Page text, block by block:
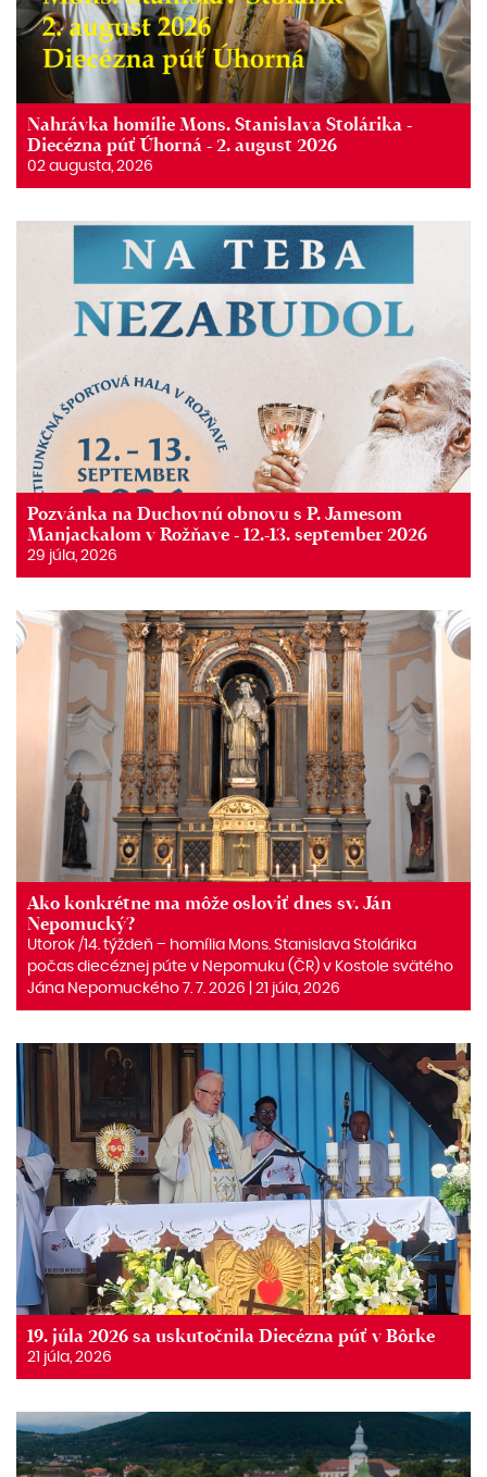
Nahrávka homílie Mons. Stanislava Stolárika -
Diecézna púť Úhorná - 2. august 2026
02 augusta, 2026
Pozvánka na Duchovnú obnovu s P. Jamesom
Manjackalom v Rožňave - 12.-13. september 2026
29 júla, 2026
Ako konkrétne ma môže osloviť dnes sv. Ján
Nepomucký?
Utorok /14. týždeň – homília Mons. Stanislava Stolárika
počas diecéznej púte v Nepomuku (ČR) v Kostole svätého
Jána Nepomuckého 7. 7. 2026 | 21 júla, 2026
19. júla 2026 sa uskutočnila Diecézna púť v Bôrke
21 júla, 2026